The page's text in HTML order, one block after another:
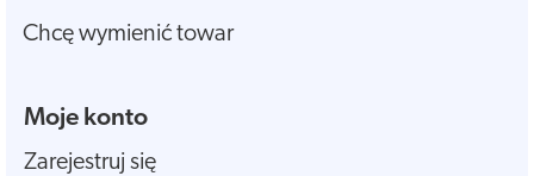
Chcę wymienić towar
Moje konto
Zarejestruj się